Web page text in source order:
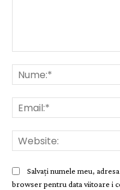
Salvați numele meu,
browser pentru data viitoare i